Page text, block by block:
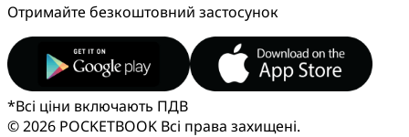
Отримайте безкоштовний застосунок
*Всі ціни включають ПДВ
© 2026 POCKETBOOK Всі права захищені.